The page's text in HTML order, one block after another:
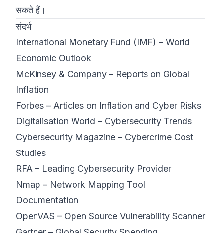
सकते हैं।
संदर्भ
International Monetary Fund (IMF) – World
Economic Outlook
McKinsey & Company – Reports on Global
Inflation
Forbes – Articles on Inflation and Cyber Risks
Digitalisation World – Cybersecurity Trends
Cybersecurity Magazine – Cybercrime Cost
Studies
RFA – Leading Cybersecurity Provider
Nmap – Network Mapping Tool
Documentation
OpenVAS – Open Source Vulnerability Scanner